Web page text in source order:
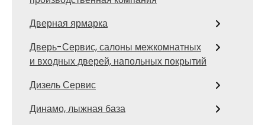
Дверная ярмарка
Дверь-Сервис, салоны межкомнатных
и входных дверей, напольных покрытий
Дизель Сервис
Динамо, лыжная база